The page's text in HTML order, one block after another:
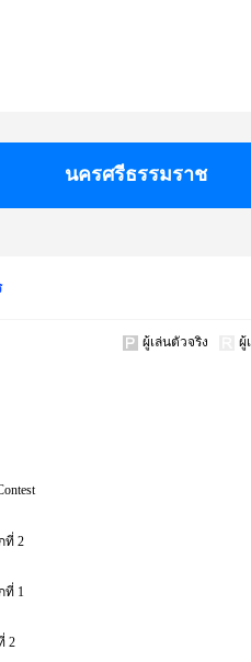
นครศรีธรรมราช
ผู้เล่นตัวจริง ผู้
ที่ 2
ที่ 1
2